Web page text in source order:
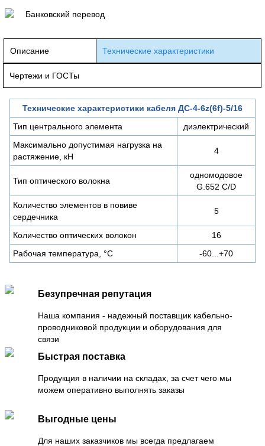
Банковский перевод
Описание Технические характеристики
Чертежи и ГОСТы
Технические характеристики кабеля ДС-4-6z(6f)-5/16
Тип центрального элемента
диэлектрический
Максимально допустимая нагрузка на
растяжение, кН
4
Тип оптического волокна
одномодовое
G.652 C/D
Количество элементов в повиве
сердечника
5
Количество оптических волокон
16
Рабочая температура, °С
-60...+70
Безупречная репутация
Наша компания - надежный поставщик кабельно-
проводниковой продукции и оборудования для
связи
Быстрая поставка
Продукция в наличии на складах, за счет чего мы
можем оперативно выполнять заказы
Выгодные цены
Для наших заказчиков мы всегда предлагаем